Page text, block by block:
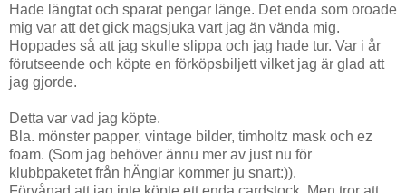
Hade längtat och sparat pengar länge. Det enda som oroade
mig var att det gick magsjuka vart jag än vända mig.
Hoppades så att jag skulle slippa och jag hade tur. Var i år
förutseende och köpte en förköpsbiljett vilket jag är glad att
jag gjorde.
Detta var vad jag köpte.
Bla. mönster papper, vintage bilder, timholtz mask och ez
foam. (Som jag behöver ännu mer av just nu för
klubbpaketet från hÄnglar kommer ju snart:)).